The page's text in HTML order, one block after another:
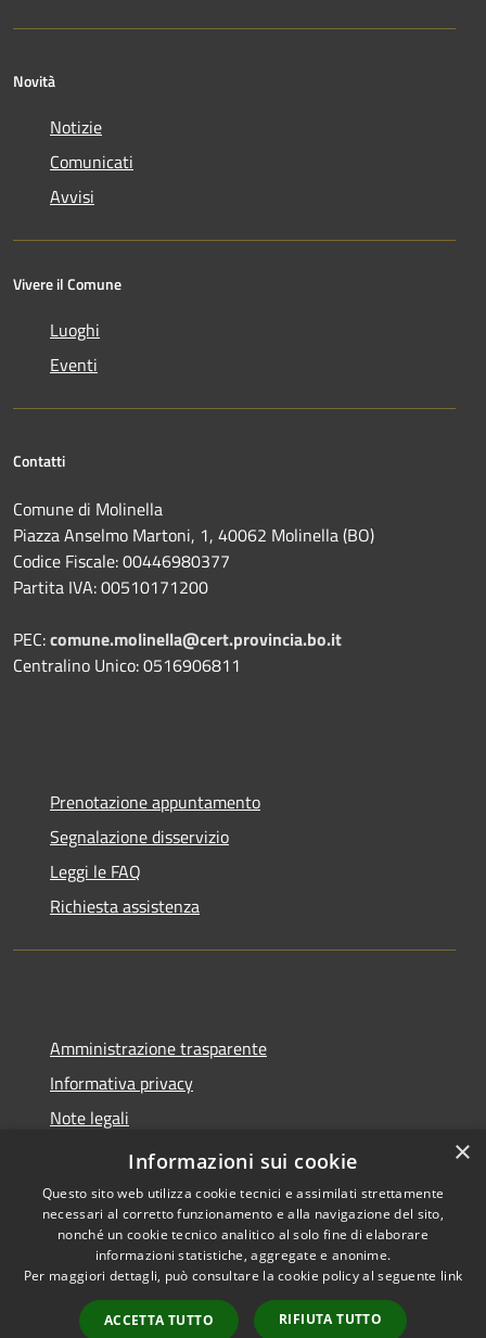
Novità
Notizie
Comunicati
Avvisi
Vivere il Comune
Luoghi
Eventi
Contatti
Comune di Molinella
Piazza Anselmo Martoni, 1, 40062 Molinella (BO)
Codice Fiscale: 00446980377
Partita IVA: 00510171200
PEC:comune.molinella@cert.provincia.bo.it
Centralino Unico: 0516906811
Prenotazione appuntamento
Segnalazione disservizio
Leggi le FAQ
Richiesta assistenza
Amministrazione trasparente
Informativa privacy
Note legali
Dichiarazione di accessibilità
Accessibilità
Copyright © 2026 • Comune di
Molinella • Powered by
Municipium•
Accesso
×
Informazioni sui cookie
Questo sito web utilizza cookie tecnici e assimilati strettamente
necessari al corretto funzionamento e alla navigazione del sito,
nonché un cookie tecnico analitico al solo fine di elaborare
informazioni statistiche, aggregate e anonime.
Per maggiori dettagli, può consultare la cookie policy al seguente link
ACCETTA TUTTO RIFIUTA TUTTO